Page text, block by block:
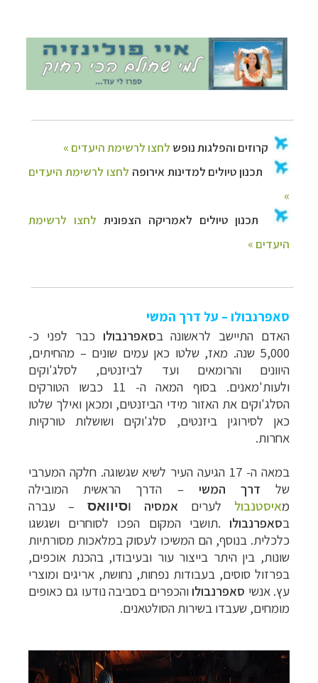
סאפרנבולו – על דרך המשי
האדם התיישב לראשונה בסאפרנבולו כבר לפני כ-
5,000 שנה. מאז, שלטו כאן עמים שונים
– מהחיתים,
היוונים והרומאים ועד לביזנטים, לסלג'וקים
ולעות'מאנים.
בסוף המאה ה- 11 כבשו הטורקים
הסלג'וקים את האזור מידי הביזנטים, ומכאן ואילך שלטו
כאן לסירוגין ביזנטים, סלג'וקים ושושלות טורקיות
אחרות.
במאה ה- 17 הגיעה העיר לשיא שגשוגה. חלקה המערבי
של
דרך המשי –
הדרך הראשית המובילה
מאיסטנבול לערים אמסיה וסיוואס – עברה
בסאפרנבולו.תושבי המקום הפכו לסוחרים ושגשגו
כלכלית. בנוסף, הם המשיכו לעסוק במלאכות מסורתיות
שונות, בין היתר בייצור עור ובעיבודו, בהכנת אוכפים,
בפרזול סוסים, בעבודות נפחות, נחושת, אריגים ומוצרי
עץ. אנשי סאפרנבולווהכפרים בסביבה נודעו גם כאופים
מומחים, שעבדו בשירות הסולטאנים.